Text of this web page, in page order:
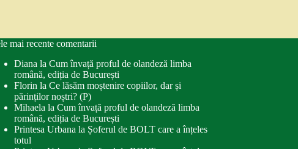
mai recente comentarii
Diana la Cum învață proful de olandeză limba
română, ediția de București
Florin la Ce lăsăm moștenire copiilor, dar și
părinților noștri? (P)
Mihaela la Cum învață proful de olandeză limba
română, ediția de București
Printesa Urbana la Șoferul de BOLT care a înțeles
totul